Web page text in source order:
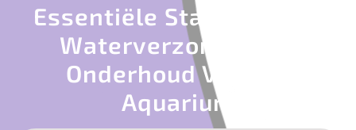
Essentiële Stappen Voor
Waterverzorging En
Onderhoud Van Uw
Aquarium